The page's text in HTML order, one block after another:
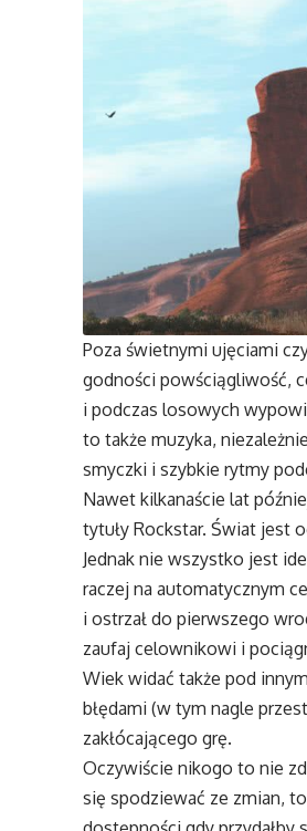
Poza świetnymi ujęciami
godności powściągliwość,
i podczas losowych
to także muzyka,
smyczki i szybkie rytmy
Nawet kilkanaście lat
tytuły Rockstar. Świat jest
Jednak nie wszystko jest
raczej na automatycznym
i ostrzał do pierwszego
zaufaj celownikowi i
Wiek widać także pod
błędami (w tym nagle
zakłócającego grę.
Oczywiście nikogo to nie
się spodziewać ze zmian,